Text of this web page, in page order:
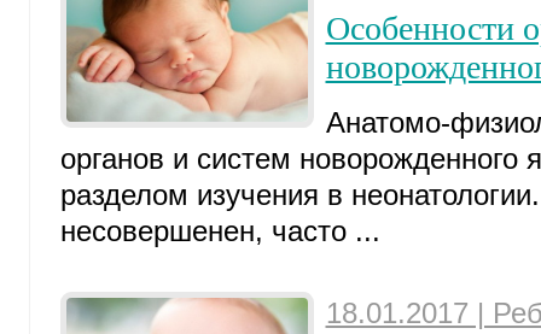
Особенности
Анатомо-
органов и систем новорожденного
разделом изучения в
несовершенен, часто ...
18.01.2017 |